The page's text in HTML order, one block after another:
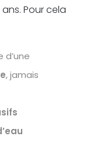
Pour cela
d’une
, jamais